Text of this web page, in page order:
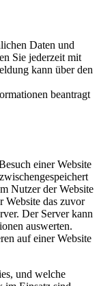
Daten und
Sie jederzeit mit
kann über den
beantragt
einer Website
Nutzer der Website
Website das zuvor
Der Server kann
auswerten.
auf einer Website
und welche